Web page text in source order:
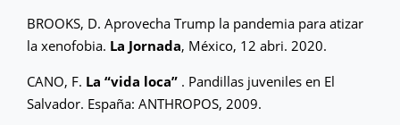
BROOKS, D. Aprovecha Trump la pandemia para atizar
la xenofobia. La Jornada, México, 12 abri. 2020.
CANO, F. La “vida loca” . Pandillas juveniles en El
Salvador. España: ANTHROPOS, 2009.